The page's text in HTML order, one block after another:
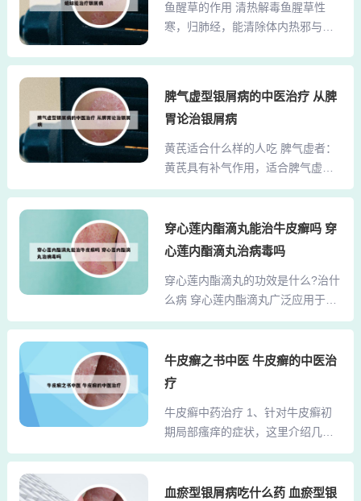
凉血的中药，由于其质地柔软，药
物的有效成分能够较好地释放到水
中，因此可以泡水喝。 泡水...
程中发现有皮肤过敏现象，宜停止
治疗，或是更换治疗方子。若有皮
意有水的温度不能过高，一般可以
保持在30度左右。中药泡澡的时候
如果过高的情况下，就有可能会导
致体内的氧气耗损比较大，而且还
会造成局部缺氧的状态。...
鱼醒草的作用 清热解毒鱼腥草性
寒，归肺经，能清除体内热邪与毒
其核心作用是缓解肺热咳嗽，通过
症状。现代研究显示，鱼腥草含挥
发油、黄酮类成分，具有抗炎、抗
菌作用，可辅助治疗呼吸道感染。
清热解毒鱼腥草性微寒，归肺经，
油、黄酮类）可抑制炎症因子释
放，缓解肺热引起的咳嗽、发热等
气道黏膜充血和炎症反应，辅助改
善咽喉肿痛、痰黄稠黏等表现。现
代研究显示，其对金黄色葡萄球
脾气虚型银屑病的中医治疗 从脾
胃论治银屑病
黄芪适合什么样的人吃 脾气虚者：
黄芪具有补气作用，适合脾气虚症
状如神疲乏力、食少便溏的人群食
糖尿病患者常见的浮肿和面色不佳
状况。 血瘀体质者：对于因气虚导
帮助缓解。适合吃黄芪的人主要包
括以下几类：气虚体质者。黄芪具
有补气固表的功效，对于经常感到
群特别适宜。解释：黄芪是一种中
药材，对于气虚体质的人群有很好
其中之一是辅助降低血压，适合高
血压患者食用。 黄芪对血...
穿心莲内酯滴丸能治牛皮癣吗 穿
心莲内酯滴丸治病毒吗
穿心莲内酯滴丸的功效是什么?治什
么病 穿心莲内酯滴丸广泛应用于多
种疾病的治疗，包括上呼吸道感
肺炎、扁桃体炎以及咽喉炎等。对
于急性胃炎、肠炎和细菌性痢疾，
病症往往由细菌或病毒感染引起，
穿心莲内酯滴丸能够帮助缓解症
状，缩短病程。穿心莲内酯滴丸主
成类的药物，主要用于治疗上呼吸
牛皮癣之书中医 牛皮癣的中医治
疗
牛皮癣中药治疗 1、针对牛皮癣初
期局部瘙痒的症状，这里介绍几则
有效的中药止痒药方。 取杏仁15
温水洗净患处，再趁热洗搽患处，
血瘀型银屑病吃什么药 血瘀型银